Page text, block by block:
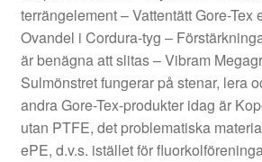
terrängelement – Vattentätt Gore-Tex
Ovandel i Cordura-tyg –
är benägna att slitas – Vibram
Sulmönstret fungerar på stenar, lera
andra Gore-Tex-produkter idag är
utan PTFE, det problematiska
ePE, d.v.s. istället för